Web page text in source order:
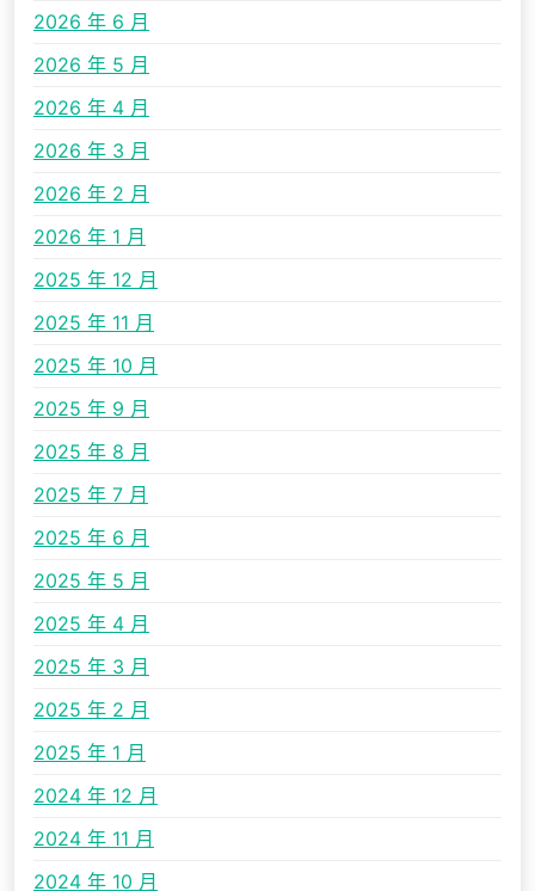
2026 年 6 月
2026 年 5 月
2026 年 4 月
2026 年 3 月
2026 年 2 月
2026 年 1 月
2025 年 12 月
2025 年 11 月
2025 年 10 月
2025 年 9 月
2025 年 8 月
2025 年 7 月
2025 年 6 月
2025 年 5 月
2025 年 4 月
2025 年 3 月
2025 年 2 月
2025 年 1 月
2024 年 12 月
2024 年 11 月
2024 年 10 月